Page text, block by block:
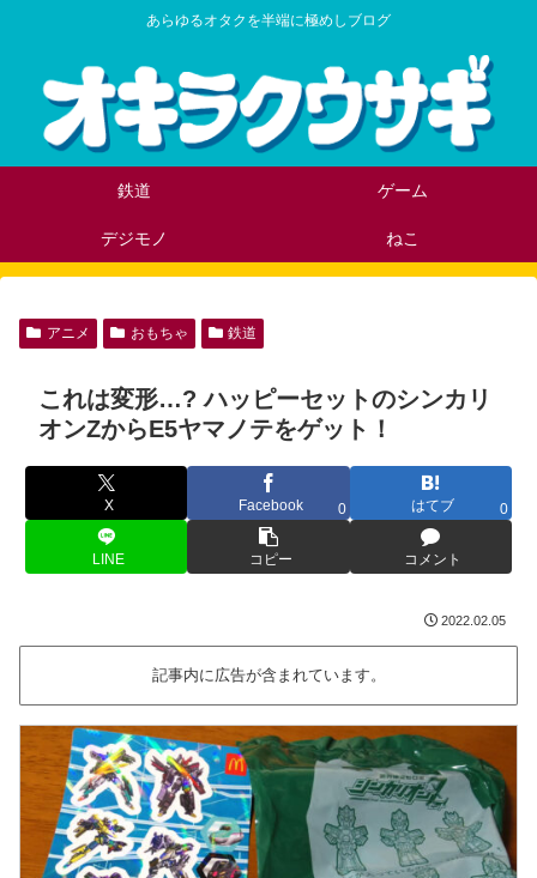
あらゆるオタクを半端に極めしブログ
鉄道 ゲーム
デジモノ ねこ
アニメ おもちゃ 鉄道
これは変形…? ハッピーセットのシンカリ
オンZからE5ヤマノテをゲット！
X Facebook 0 はてブ 0
LINE コピー コメント
2022.02.05
記事内に広告が含まれています。